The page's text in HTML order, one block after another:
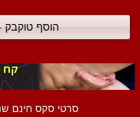
הוסף טוקבק
סרטי סקס חינם